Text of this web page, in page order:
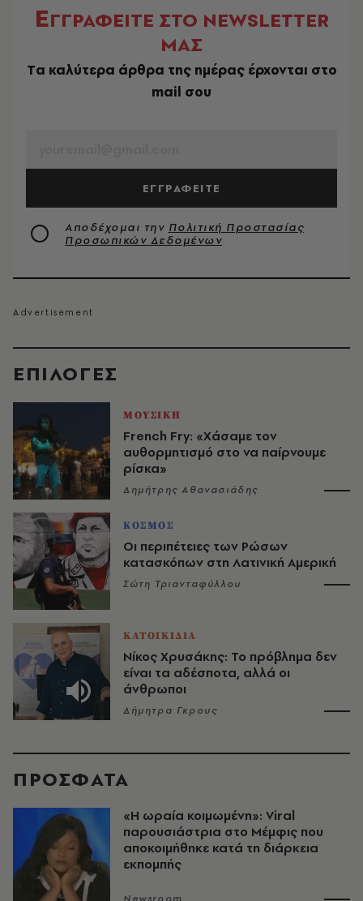
EΠΙΛΟΓΈΣ
ΜΟΥΣΙΚΗ
French Fry: «Χάσαμε τον
αυθορμητισμό στο να παίρνουμε
ρίσκα»
Δημήτρης Αθανασιάδης
ΚΟΣΜΟΣ
Οι περιπέτειες των Ρώσων
κατασκόπων στη Λατινική Αμερική
Σώτη Τριανταφύλλου
ΚΑΤΟΙΚΙΔΙΑ
Νίκος Χρυσάκης: Το πρόβλημα δεν
είναι τα αδέσποτα, αλλά οι
άνθρωποι
Δήμητρα Γκρους
ΕΓΓΡΑΦΕΙΤΕ ΣΤΟ NEWSLETTER
ΜΑΣ
Tα καλύτερα άρθρα της ημέρας έρχονται στο
mail σου
ΕΓΓΡΑΦΕΙΤΕ
Αποδέχομαι την Πολιτική Προστασίας
Προσωπικών Δεδομένων
ΠΡΟΣΦΑΤΑ
«H ωραία κοιμωμένη»: Viral
παρουσιάστρια στο Μέμφις που
αποκοιμήθηκε κατά τη διάρκεια
εκπομπής